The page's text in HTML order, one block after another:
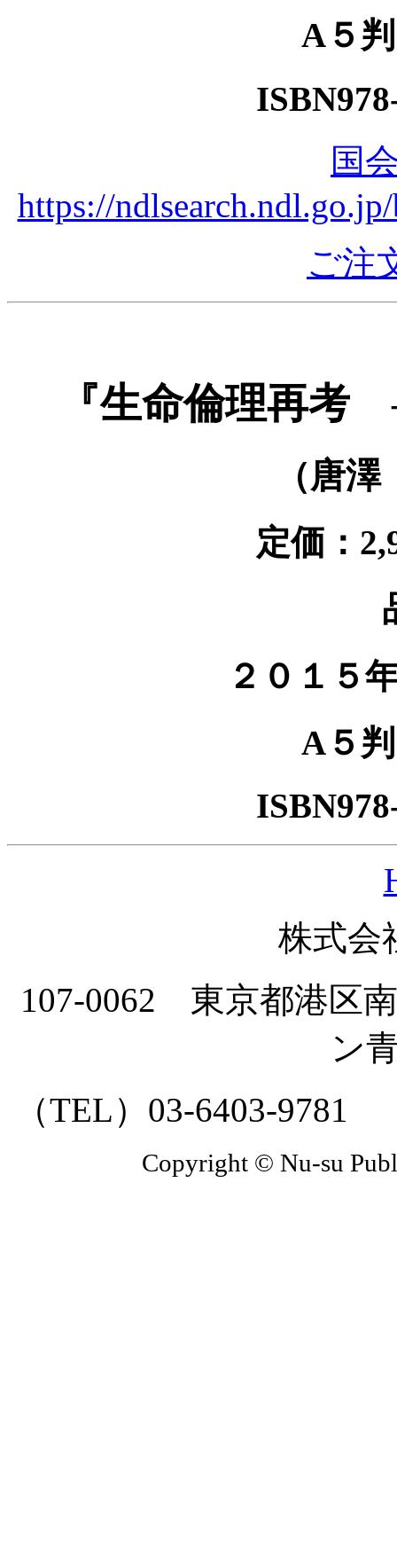
A５
国
https://
ご注
『生命倫理再
（唐
定価：
２０１５
A５
株式会
107-0062 東京都港区
ン
（TEL）03-6403-9781
Copyright © Nu-su